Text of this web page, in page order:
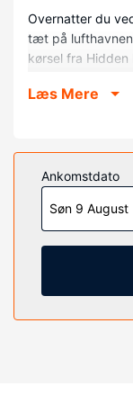
Overnatter du
tæt på lufthavnen
kørsel fra
Mini Park.
Føl dig hjemme i
køleskab og
topmadras og
kan du altid
en kombination
Drag fordel af
Læs Mere
Ankomstdato
Søn 9 August